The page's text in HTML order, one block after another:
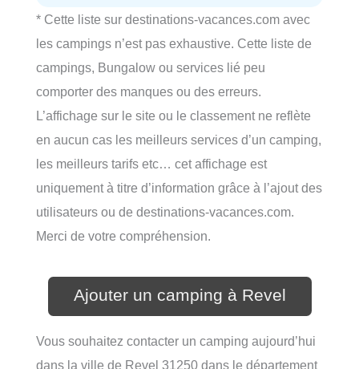
* Cette liste sur destinations-vacances.com avec
les campings n’est pas exhaustive. Cette liste de
campings, Bungalow ou services lié peu
comporter des manques ou des erreurs.
L’affichage sur le site ou le classement ne reflète
en aucun cas les meilleurs services d’un camping,
les meilleurs tarifs etc… cet affichage est
uniquement à titre d’information grâce à l’ajout des
utilisateurs ou de destinations-vacances.com.
Merci de votre compréhension.
Ajouter un camping à Revel
Vous souhaitez contacter un camping aujourd’hui
dans la ville de Revel 31250 dans le département